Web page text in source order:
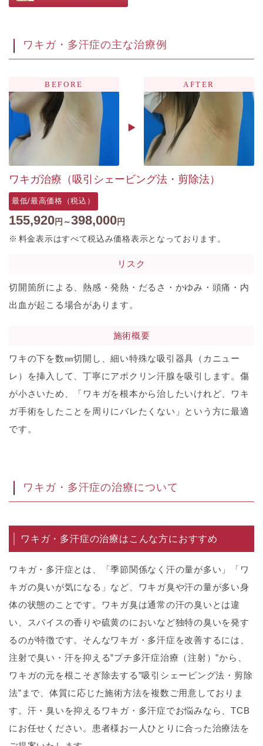
ワキガ・多汗症の主な治療例
ワキガ治療（吸引シェービング法・剪除法）
最低/最高価格（税込）
155,920円～398,000円
料金表示はすべて税込み価格表示となっております。
リスク
切開箇所による、熱感・発熱・だるさ・かゆみ・頭痛・内
出血が起こる場合があります。
施術概要
ワキの下を数㎜切開し、細い特殊な吸引器具（カニュー
レ）を挿入して、丁寧にアポクリン汗腺を吸引します。傷
が小さいため、「ワキガを根本から治したいけれど、ワキ
ガ手術をしたことを周りにバレたくない」という方に最適
です。
ワキガ・多汗症の治療について
ワキガ・多汗症の治療はこんな方におすすめ
ワキガ・多汗症とは、「季節関係なく汗の量が多い」「ワ
キガの臭いが気になる」など、ワキガ臭や汗の量が多い身
体の状態のことです。ワキガ臭は通常の汗の臭いとは違
い、スパイスの香りや硫黄のにおいなど独特の臭いを発す
るのが特徴です。そんなワキガ・多汗症を改善するには、
注射で臭い・汗を抑える”プチ多汗症治療（注射）”から、
ワキガの元を根こそぎ除去する”吸引シェービング法・剪除
法”まで、体質に応じた施術方法を複数ご用意しておりま
す。汗・臭いを抑えるワキガ・多汗症でお悩みなら、TCB
にお任せください。患者様お一人ひとりに合った治療法を